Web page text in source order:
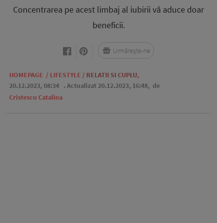
Concentrarea pe acest limbaj al iubirii vă aduce doar
beneficii.
HOMEPAGE / LIFESTYLE / RELATII SI CUPLU,
20.12.2023, 08:34 . Actualizat 20.12.2023, 16:48, de
Cristescu Catalina
Urmărește-ne